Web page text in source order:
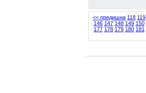
<< предишна 118 119
146 147 148 149 150
177 178 179 180 181